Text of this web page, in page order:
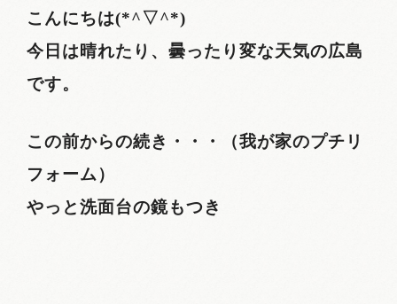
こんにちは(*^▽^*)
今日は晴れたり、曇ったり変な天気の広島
です。
この前からの続き・・・（我が家のプチリ
フォーム）
やっと洗面台の鏡もつき